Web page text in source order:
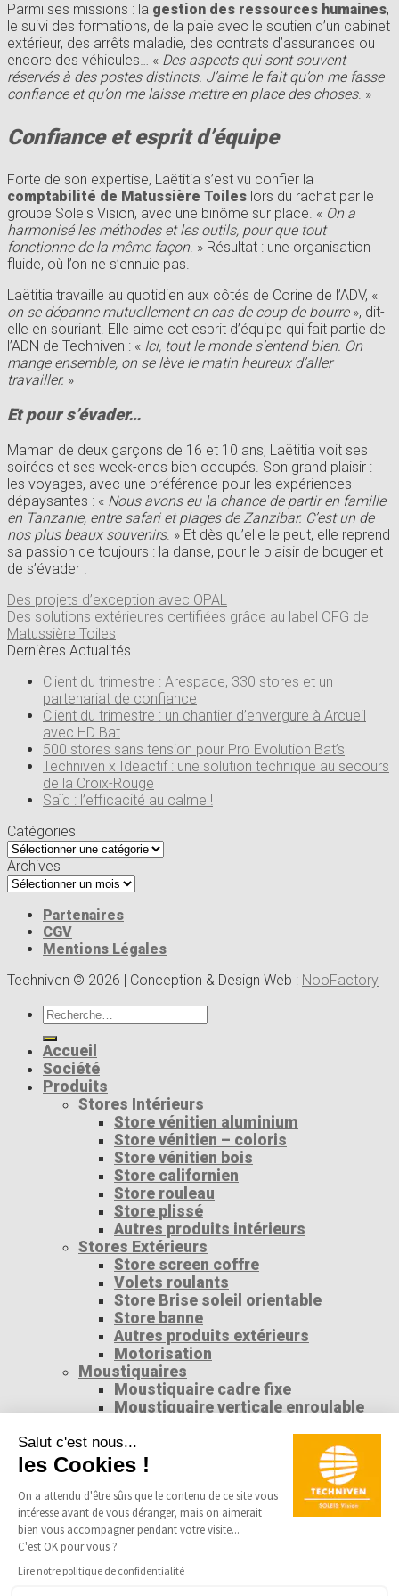
Parmi ses missions : la gestion des ressources humaines,
le suivi des formations, de la paie avec le soutien d’un cabinet
extérieur, des arrêts maladie, des contrats d’assurances ou
encore des véhicules… « Des aspects qui sont souvent
réservés à des postes distincts. J’aime le fait qu’on me fasse
confiance et qu’on me laisse mettre en place des choses. »
Confiance et esprit d’équipe
Forte de son expertise, Laëtitia s’est vu confier la
comptabilité de Matussière Toiles lors du rachat par le
groupe Soleis Vision, avec une binôme sur place. « On a
harmonisé les méthodes et les outils, pour que tout
fonctionne de la même façon. » Résultat : une organisation
fluide, où l’on ne s’ennuie pas.
Laëtitia travaille au quotidien aux côtés de Corine de l’ADV, «
on se dépanne mutuellement en cas de coup de bourre», dit-
elle en souriant. Elle aime cet esprit d’équipe qui fait partie de
l’ADN de Techniven : « Ici, tout le monde s’entend bien. On
mange ensemble, on se lève le matin heureux d’aller
travailler. »
Et pour s’évader…
Maman de deux garçons de 16 et 10 ans, Laëtitia voit ses
soirées et ses week-ends bien occupés. Son grand plaisir :
les voyages, avec une préférence pour les expériences
dépaysantes : « Nous avons eu la chance de partir en famille
en Tanzanie, entre safari et plages de Zanzibar. C’est un de
nos plus beaux souvenirs. » Et dès qu’elle le peut, elle reprend
sa passion de toujours : la danse, pour le plaisir de bouger et
de s’évader !
Des projets d’exception avec OPAL
Des solutions extérieures certifiées grâce au label OFG de
Matussière Toiles
Dernières Actualités
Client du trimestre : Arespace, 330 stores et un
partenariat de confiance
Client du trimestre : un chantier d’envergure à Arcueil
avec HD Bat
500 stores sans tension pour Pro Evolution Bat’s
Techniven x Ideactif : une solution technique au secours
de la Croix-Rouge
Saïd : l’efficacité au calme !
Catégories
Catégories
Archives
Archives
Partenaires
CGV
Mentions Légales
Techniven © 2026 | Conception & Design Web : NooFactory
Recherche
pour :
Accueil
Société
Produits
Stores Intérieurs
Store vénitien aluminium
Store vénitien – coloris
Store vénitien bois
Store californien
Store rouleau
Store plissé
Autres produits intérieurs
Stores Extérieurs
Store screen coffre
Volets roulants
Store Brise soleil orientable
Store banne
Autres produits extérieurs
Motorisation
Moustiquaires
Moustiquaire cadre fixe
Moustiquaire verticale enroulable
Moustiquaire accès libre
Moustiquaire latérale enroulable
Téléchargement
25 ans
Actualités
Contact
Se connecter